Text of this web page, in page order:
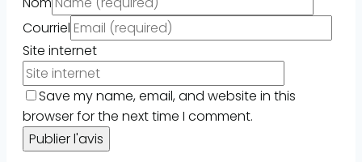
Courriel
Site internet
Save my name, email, and website in this
browser for the next time I comment.